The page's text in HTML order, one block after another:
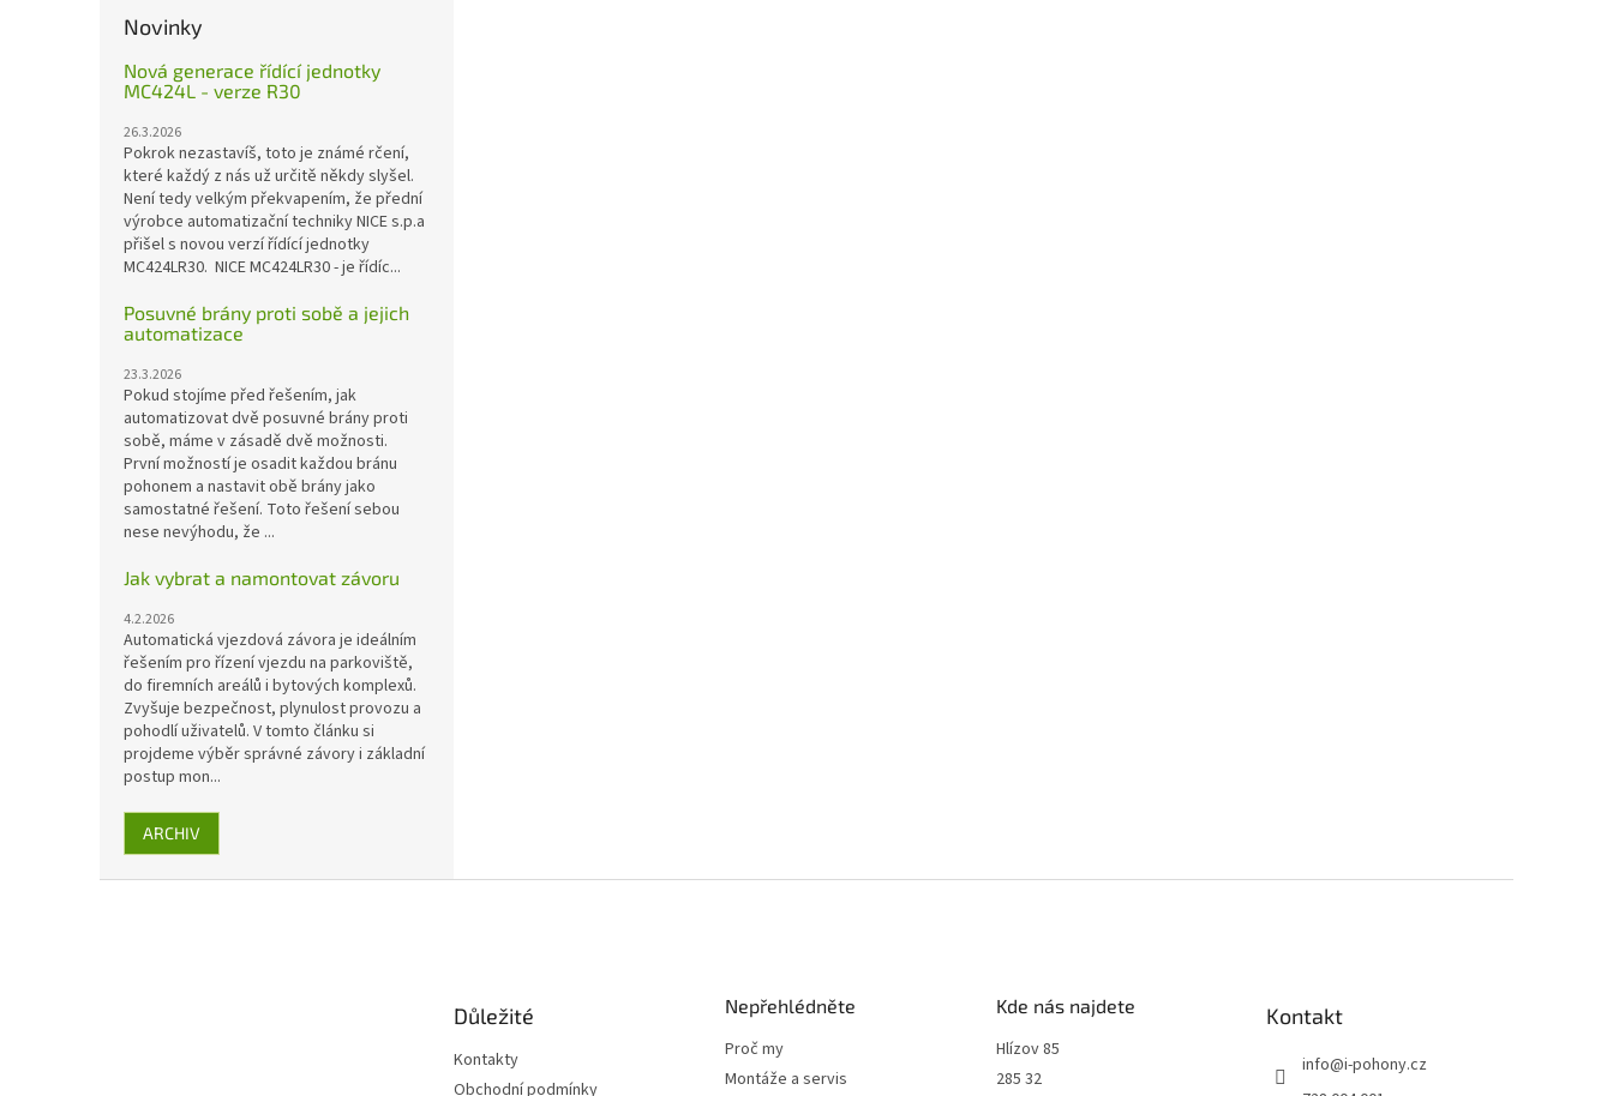
Novinky
Nová generace řídící jednotky
MC424L - verze R30
26.3.2026
Pokrok nezastavíš, toto je známé rčení,
které každý z nás už určitě někdy slyšel.
Není tedy velkým překvapením, že přední
výrobce automatizační techniky NICE s.p.a
přišel s novou verzí řídící jednotky
MC424LR30. NICE MC424LR30 - je řídíc...
Posuvné brány proti sobě a jejich
automatizace
23.3.2026
Pokud stojíme před řešením, jak
automatizovat dvě posuvné brány proti
sobě, máme v zásadě dvě možnosti.
První možností je osadit každou bránu
pohonem a nastavit obě brány jako
samostatné řešení. Toto řešení sebou
nese nevýhodu, že ...
Jak vybrat a namontovat závoru
4.2.2026
Automatická vjezdová závora je ideálním
řešením pro řízení vjezdu na parkoviště,
do firemních areálů i bytových komplexů.
Zvyšuje bezpečnost, plynulost provozu a
pohodlí uživatelů. V tomto článku si
projdeme výběr správné závory i základní
postup mon...
ARCHIV
Důležité
Kontakty
Obchodní podmínky
Nepřehlédněte
Proč my
Montáže a servis
Kde nás najdete
Hlízov 85
285 32
Kontakt
info@i-pohony.cz